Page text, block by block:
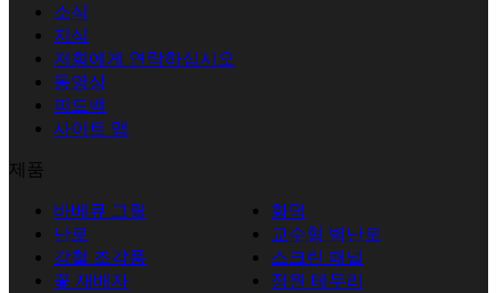
소식
지식
저희에게 연락하십시오
동영상
피드백
사이트 맵
제품
바베큐 그릴
화덕
난로
교수형 벽난로
강철 조각품
스크린 패널
꽃 재배자
정원 테두리